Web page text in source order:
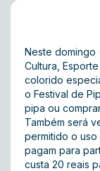
Neste domingo
Cultura,
colorido
o Festival de
pipa ou
Também será
permitido o
pagam para
custa 20 reais